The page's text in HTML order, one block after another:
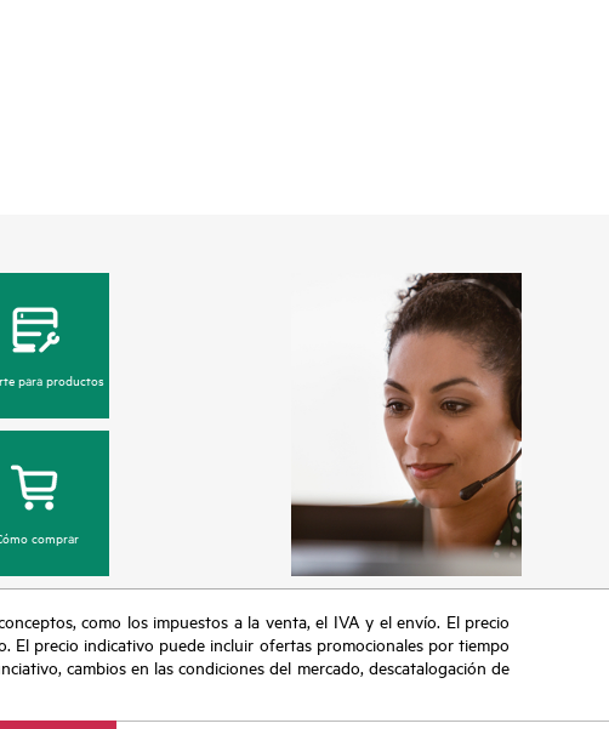
para productos
comprar
como los impuestos a la venta, el IVA y el envío. El precio
El precio indicativo puede incluir ofertas promocionales por tiempo
cambios en las condiciones del mercado, descatalogación de